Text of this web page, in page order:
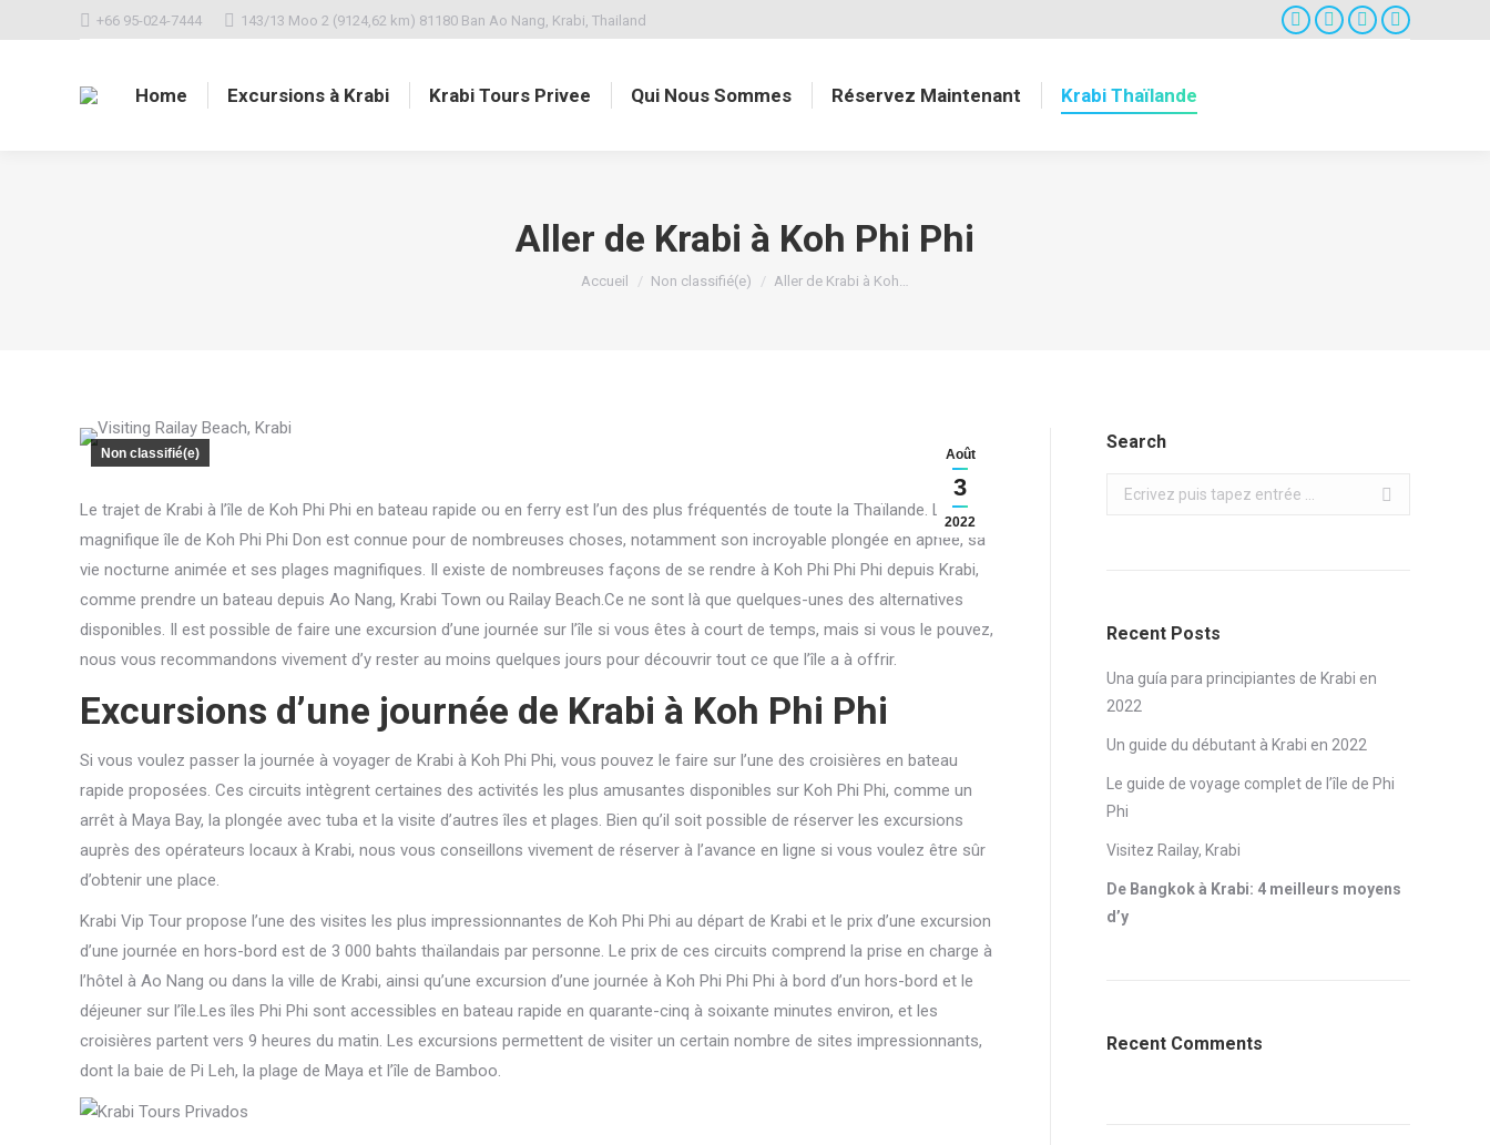
+66 95-024-7444 143/13 Moo 2 (9124,62 km) 81180 Ban Ao Nang, Krabi, Thailand
Facebook
TwitterGoogle+Instagram
Home Excursions à Krabi Krabi Tours Privee Qui Nous Sommes Réservez Maintenant Krabi Thaïlande
Aller de Krabi à Koh Phi Phi
Vous êtes ici :
Accueil Non classifié(e) Aller de Krabi à Koh…
Août
3
2022
Non classifié(e)
Le trajet de Krabi à l’île de Koh Phi Phi en bateau rapide ou en ferry est l’un des plus fréquentés de toute la Thaïlande. La
magnifique île de Koh Phi Phi Don est connue pour de nombreuses choses, notamment son incroyable plongée en apnée, sa
vie nocturne animée et ses plages magnifiques. Il existe de nombreuses façons de se rendre à Koh Phi Phi Phi depuis Krabi,
comme prendre un bateau depuis Ao Nang, Krabi Town ou Railay Beach.Ce ne sont là que quelques-unes des alternatives
disponibles. Il est possible de faire une excursion d’une journée sur l’île si vous êtes à court de temps, mais si vous le pouvez,
nous vous recommandons vivement d’y rester au moins quelques jours pour découvrir tout ce que l’île a à offrir.
Excursions d’une journée de Krabi à Koh Phi Phi
Si vous voulez passer la journée à voyager de Krabi à Koh Phi Phi, vous pouvez le faire sur l’une des croisières en bateau
rapide proposées. Ces circuits intègrent certaines des activités les plus amusantes disponibles sur Koh Phi Phi, comme un
arrêt à Maya Bay, la plongée avec tuba et la visite d’autres îles et plages. Bien qu’il soit possible de réserver les excursions
auprès des opérateurs locaux à Krabi, nous vous conseillons vivement de réserver à l’avance en ligne si vous voulez être sûr
d’obtenir une place.
Krabi Vip Tour propose l’une des visites les plus impressionnantes de Koh Phi Phi au départ de Krabi et le prix d’une excursion
d’une journée en hors-bord est de 3 000 bahts thaïlandais par personne. Le prix de ces circuits comprend la prise en charge à
l’hôtel à Ao Nang ou dans la ville de Krabi, ainsi qu’une excursion d’une journée à Koh Phi Phi Phi à bord d’un hors-bord et le
déjeuner sur l’île.Les îles Phi Phi sont accessibles en bateau rapide en quarante-cinq à soixante minutes environ, et les
croisières partent vers 9 heures du matin. Les excursions permettent de visiter un certain nombre de sites impressionnants,
dont la baie de Pi Leh, la plage de Maya et l’île de Bamboo.
Search
Search:
Recent Posts
Una guía para principiantes de Krabi en
2022
Un guide du débutant à Krabi en 2022
Le guide de voyage complet de l’île de Phi
Phi
Visitez Railay, Krabi
De Bangkok à Krabi: 4 meilleurs moyens
d’y
Recent Comments